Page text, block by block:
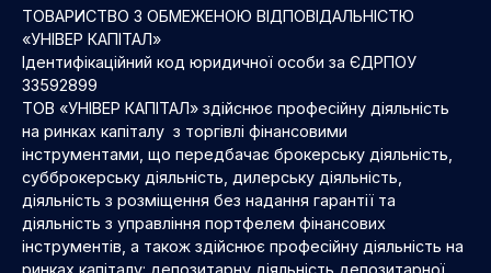
ТОВАРИСТВО З ОБМЕЖЕНОЮ ВІДПОВІДАЛЬНІСТЮ
«УНІВЕР КАПІТАЛ»
Ідентифікаційний код юридичної особи за ЄДРПОУ
33592899
ТОВ «УНІВЕР КАПІТАЛ» здійснює професійну діяльність
на ринках капіталу з торгівлі фінансовими
інструментами, що передбачає брокерську діяльність,
субброкерську діяльність, дилерську діяльність,
діяльність з розміщення без надання гарантії та
діяльність з управління портфелем фінансових
інструментів, а також здійснює професійну діяльність на
ринках капіталу: депозитарну діяльність депозитарної